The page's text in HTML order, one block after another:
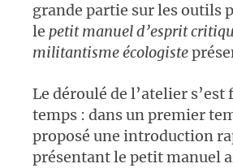
grande partie sur les outils
le petit manuel d’esprit
militantisme écologiste
Le déroulé de l’atelier
temps : dans un premier
proposé une introduction
présentant le petit manuel